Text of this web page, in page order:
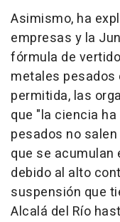
Asimismo, ha
empresas y la
fórmula de
metales
permitida, las
que "la ciencia
pesados no
que se
debido al alto
suspensión que
Alcalá del Río